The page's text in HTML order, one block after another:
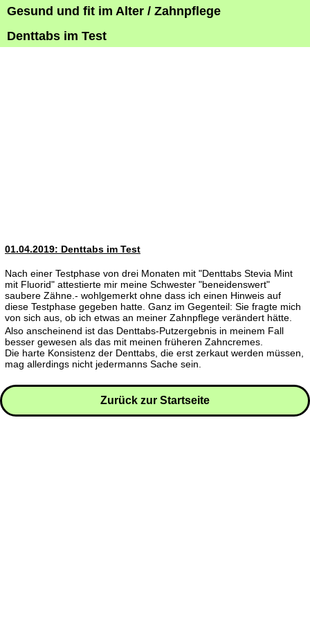
Gesund und fit im Alter / Zahnpflege
Denttabs im Test
01.04.2019: Denttabs im Test
Nach einer Testphase von drei Monaten mit "Denttabs Stevia Mint
mit Fluorid" attestierte mir meine Schwester "beneidenswert"
saubere Zähne.- wohlgemerkt ohne dass ich einen Hinweis auf
diese Testphase gegeben hatte. Ganz im Gegenteil: Sie fragte mich
von sich aus, ob ich etwas an meiner Zahnpflege verändert hätte.
Also anscheinend ist das Denttabs-Putzergebnis in meinem Fall
besser gewesen als das mit meinen früheren Zahncremes.
Die harte Konsistenz der Denttabs, die erst zerkaut werden müssen,
mag allerdings nicht jedermanns Sache sein.
Zurück zur Startseite